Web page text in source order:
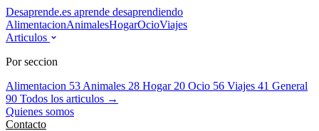
Desaprende.es aprende desaprendiendo
AlimentacionAnimalesHogarOcioViajes
Articulos
Por seccion
Alimentacion 53 Animales 28 Hogar 20 Ocio 56 Viajes 41 General
90 Todos los articulos →
Quienes somos
Contacto